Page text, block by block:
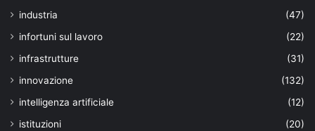
industria
(47)
infortuni sul lavoro
(22)
infrastrutture
(31)
innovazione
(132)
intelligenza artificiale
(12)
istituzioni
(20)